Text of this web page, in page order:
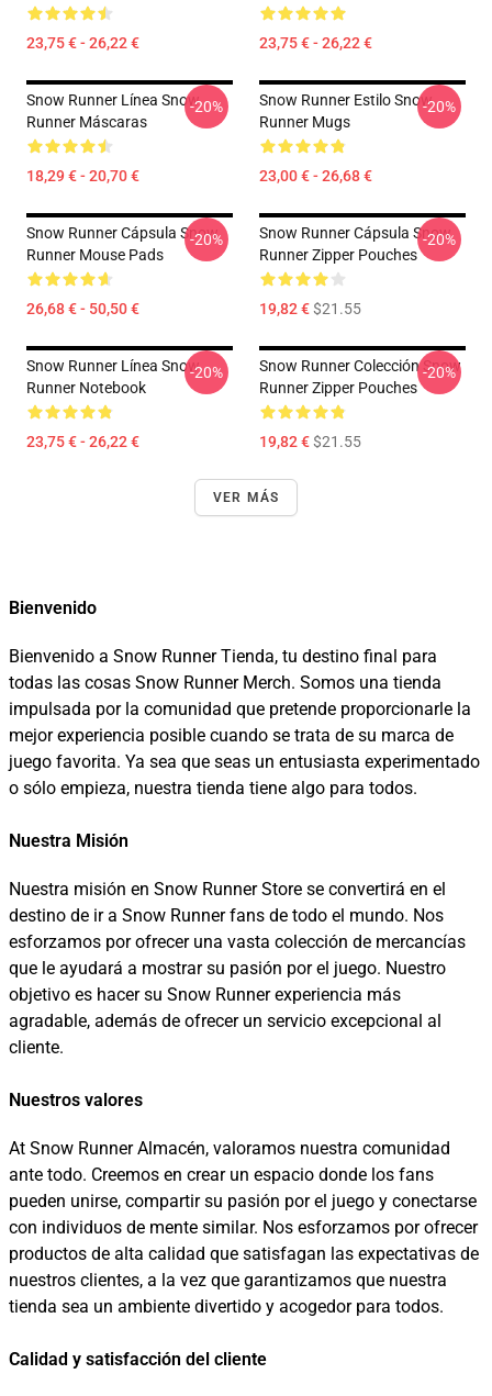
23,75 € - 26,22 € 23,75 € - 26,22 €
Snow Runner Línea Snow
Runner Máscaras
18,29 € - 20,70 €
-20%
Snow Runner Estilo Snow
Runner Mugs
23,00 € - 26,68 €
-20%
Snow Runner Cápsula Snow
Runner Mouse Pads
26,68 € - 50,50 €
-20%
Snow Runner Cápsula Snow
Runner Zipper Pouches
19,82 €$21.55
-20%
Snow Runner Línea Snow
Runner Notebook
23,75 € - 26,22 €
-20%
Snow Runner Colección Snow
Runner Zipper Pouches
19,82 €$21.55
-20%
VER MÁS
Bienvenido
Bienvenido a Snow Runner Tienda, tu destino final para
todas las cosas Snow Runner Merch. Somos una tienda
impulsada por la comunidad que pretende proporcionarle la
mejor experiencia posible cuando se trata de su marca de
juego favorita. Ya sea que seas un entusiasta experimentado
o sólo empieza, nuestra tienda tiene algo para todos.
Nuestra Misión
Nuestra misión en Snow Runner Store se convertirá en el
destino de ir a Snow Runner fans de todo el mundo. Nos
esforzamos por ofrecer una vasta colección de mercancías
que le ayudará a mostrar su pasión por el juego. Nuestro
objetivo es hacer su Snow Runner experiencia más
agradable, además de ofrecer un servicio excepcional al
cliente.
Nuestros valores
At Snow Runner Almacén, valoramos nuestra comunidad
ante todo. Creemos en crear un espacio donde los fans
pueden unirse, compartir su pasión por el juego y conectarse
con individuos de mente similar. Nos esforzamos por ofrecer
productos de alta calidad que satisfagan las expectativas de
nuestros clientes, a la vez que garantizamos que nuestra
tienda sea un ambiente divertido y acogedor para todos.
Calidad y satisfacción del cliente